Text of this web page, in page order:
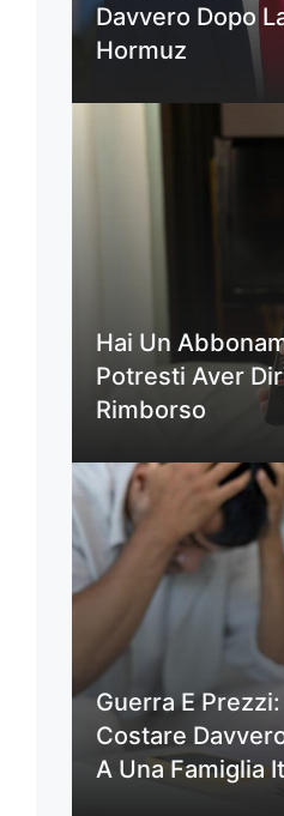
Davvero Dopo
Hormuz
Hai Un
Potresti Aver
Rimborso
Guerra E
Costare
A Una Famiglia